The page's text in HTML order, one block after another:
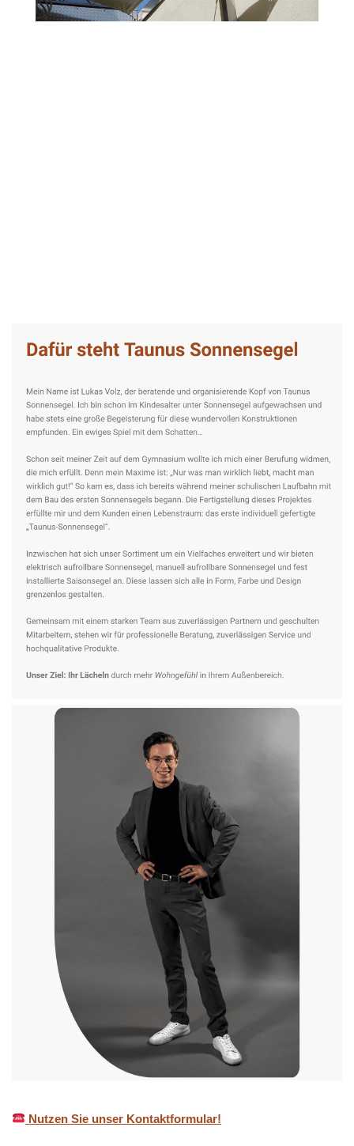
Nutzen Sie unser Kontaktformular!